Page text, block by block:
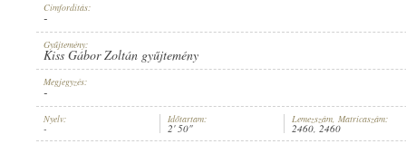
PUBLISHER: MELODIA RECORD
Címfordítás:
-
Gyűjtemény:
Kiss Gábor Zoltán gyűjtemény
Megjegyzés:
-
Nyelv:
-
Időtartam:
2' 50"
Lemezszám, Matricaszám:
2460, 2460